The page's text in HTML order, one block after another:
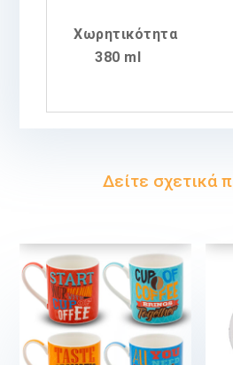
Χωρητικότητα
380 ml
Δείτε σχετικά